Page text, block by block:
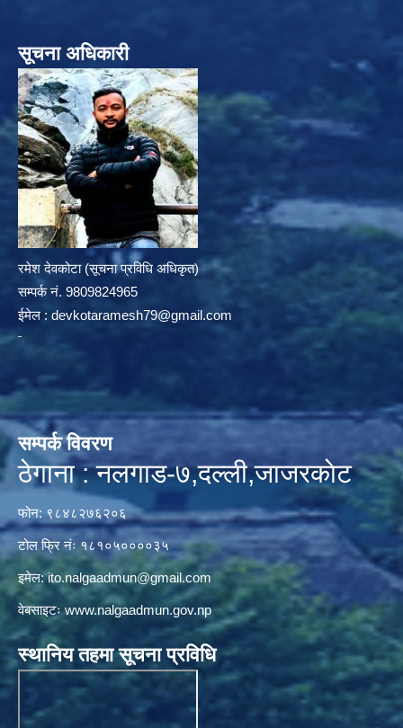
सूचना अधिकारी
रमेश देवकोटा (सूचना प्रविधि अधिकृत)
सम्पर्क न‌ं. 9809824965
ईमेल : devkotaramesh79@gmail.com
सम्पर्क विवरण
ठेगाना : नलगाड-७,दल्ली,जाजरकाेट
फोन: ९८४८२७६२०६
टोल फ्रि नंः १८१०५००००३५
इमेल:ito.nalgaadmun@gmail.com
वेबसाइटःwww.nalgaadmun.gov.np
स्थानिय तहमा सूचना प्रविधि